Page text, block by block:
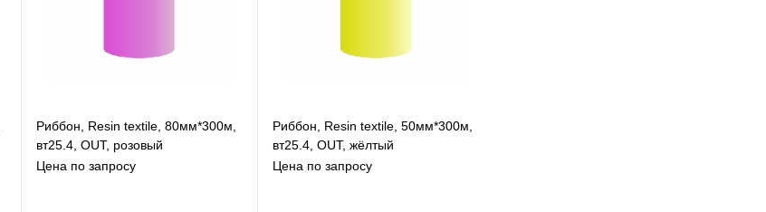
Риббон, Resin textile, 80мм*300м,
вт25.4, OUT, розовый
Цена по запросу
Риббон, Resin textile, 50мм*300м,
вт25.4, OUT, жёлтый
Цена по запросу